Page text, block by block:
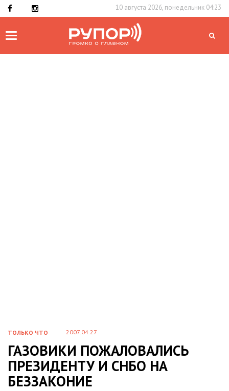
10 августа 2026, понедельник 04:23
Toggle
ТОЛЬКО ЧТО 2007.04.27
ГАЗОВИКИ ПОЖАЛОВАЛИСЬ
ПРЕЗИДЕНТУ И СНБО НА
БЕЗЗАКОНИЕ